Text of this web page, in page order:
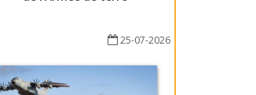
25-07-2026